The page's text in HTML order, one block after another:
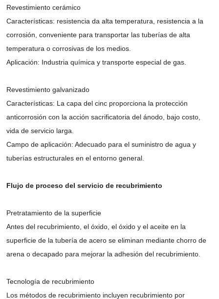
Revestimiento cerámico
Características: resistencia da alta temperatura, resistencia a la
corrosión, conveniente para transportar las tuberías de alta
temperatura o corrosivas de los medios.
Aplicación: Industria química y transporte especial de gas.
Revestimiento galvanizado
Características: La capa del cinc proporciona la protección
anticorrosión con la acción sacrificatoria del ánodo, bajo costo,
vida de servicio larga.
Campo de aplicación: Adecuado para el suministro de agua y
tuberías estructurales en el entorno general.
Flujo de proceso del servicio de recubrimiento
Pretratamiento de la superficie
Antes del recubrimiento, el óxido, el óxido y el aceite en la
superficie de la tubería de acero se eliminan mediante chorro de
arena o decapado para mejorar la adhesión del recubrimiento.
Tecnología de recubrimiento
Los métodos de recubrimiento incluyen recubrimiento por